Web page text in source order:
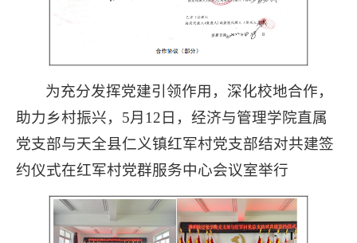
为充分发挥党建引领作用，深化校地合作，
助力乡村振兴，5月12日，经济与管理学院直属
党支部与天全县仁义镇红军村党支部结对共建签
约仪式在红军村党群服务中心会议室举行